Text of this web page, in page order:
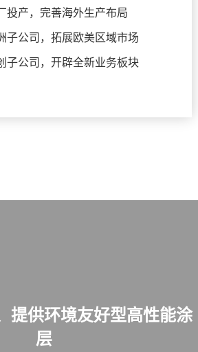
投产，完善海外生产布局
子公司，拓展欧美区域市场
子公司，开辟全新业务板块
提供环境友好型高性能涂
层